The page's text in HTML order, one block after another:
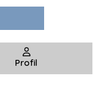
Profil